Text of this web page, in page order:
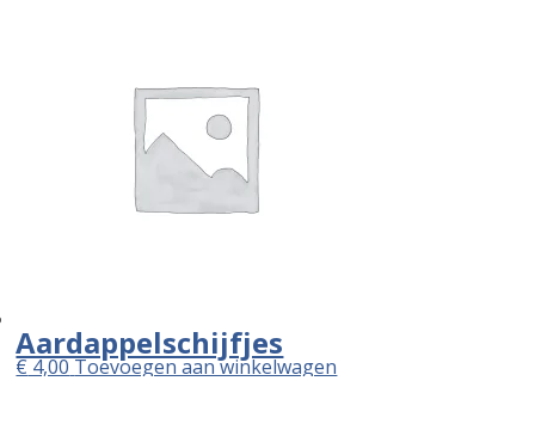
Aardappelschijfjes
€4,00Toevoegen aan winkelwagen